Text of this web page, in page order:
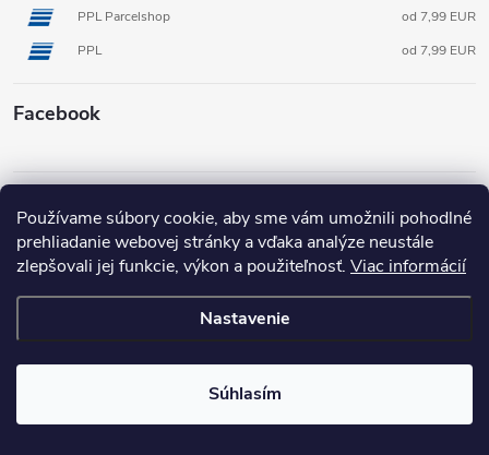
Používame súbory cookie, aby sme vám umožnili pohodlné
prehliadanie webovej stránky a vďaka analýze neustále
zlepšovali jej funkcie, výkon a použiteľnosť. Viac informácií
Nastavenie
Súhlasím
PPL Parcelshop
od 7,99 EUR
PPL
od 7,99 EUR
Facebook
Copyright 20263D FOX shop SK. Všetky práva vyhradené.